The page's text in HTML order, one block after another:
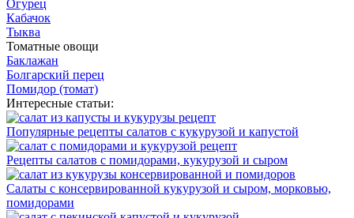
Огурец
Кабачок
Тыква
Томатные овощи
Баклажан
Болгарский перец
Помидор (томат)
Интересные статьи:
Популярные рецепты салатов с кукурузой и капустой
Рецепты салатов с помидорами, кукурузой и сыром
Салаты с консервированной кукурузой и сыром, морковью,
помидорами